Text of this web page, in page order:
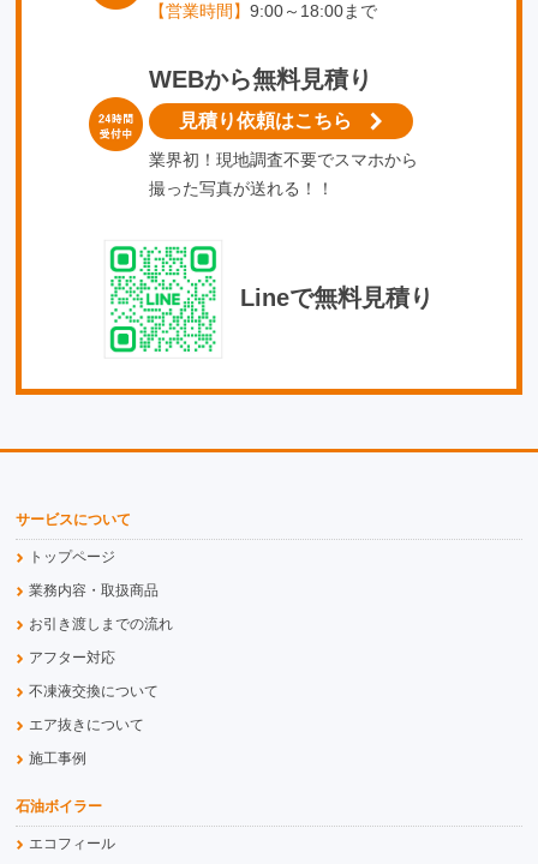
【営業時間】 9:00～18:00まで
WEBから無料見積り
見積り依頼はこちら
業界初！現地調査不要でスマホから
撮った写真が送れる！！
Lineで無料見積り
サービスについて
トップページ
業務内容・取扱商品
お引き渡しまでの流れ
アフター対応
不凍液交換について
エア抜きについて
施工事例
石油ボイラー
エコフィール